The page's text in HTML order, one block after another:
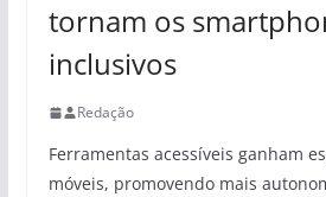
tornam os
inclusivos
Redação
Ferramentas acessíveis ganham
móveis, promovendo mais